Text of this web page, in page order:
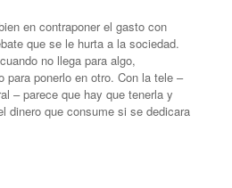
en contraponer el gasto con
que se le hurta a la sociedad.
no llega para algo,
ponerlo en otro. Con la tele –
– parece que hay que tenerla y
dinero que consume si se dedicara